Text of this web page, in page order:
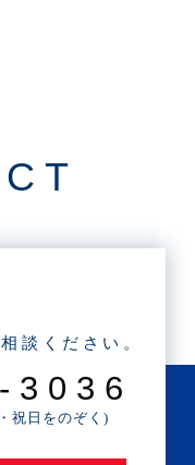
談ください。
3036
祝日をのぞく)